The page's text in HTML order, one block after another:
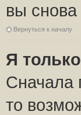
вы
Вернуться к началу
Я
Сначала
то